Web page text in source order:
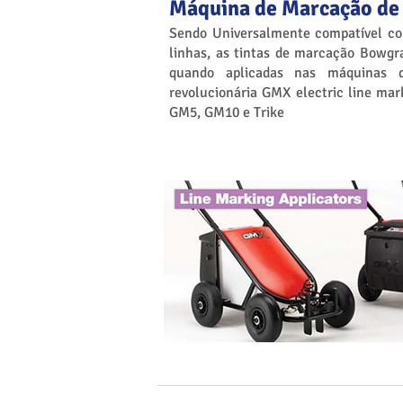
Máquina de Marcação
Sendo Universalmente compatível
linhas, as tintas de marcação
quando aplicadas nas
revolucionária GMX electric line
GM5, GM10 e Trike